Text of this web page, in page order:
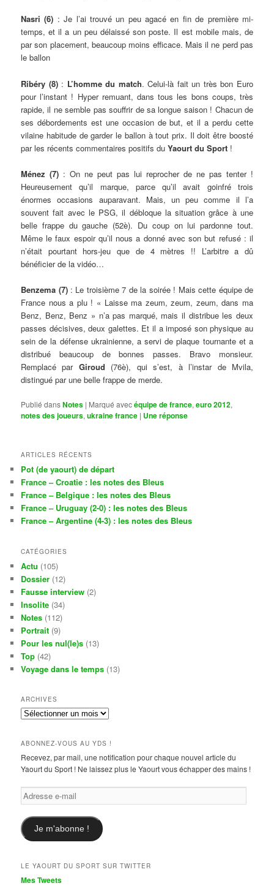
Nasri (6) : Je l’ai trouvé un peu agacé en fin de première mi-
temps, et il a un peu délaissé son poste. Il est mobile mais, de
par son placement, beaucoup moins efficace. Mais il ne perd pas
le ballon
Ribéry (8): L’homme du match. Celui-là fait un très bon Euro
pour l’instant ! Hyper remuant, dans tous les bons coups, très
rapide, il ne semble pas souffrir de sa longue saison ! Chacun de
ses débordements est une occasion de but, et il a perdu cette
vilaine habitude de garder le ballon à tout prix. Il doit être boosté
par les récents commentaires positifs duYaourt du Sport !
Ménez (7) : On ne peut pas lui reprocher de ne pas tenter !
Heureusement qu’il marque, parce qu’il avait goinfré trois
énormes occasions auparavant. Mais, un peu comme il l’a
souvent fait avec le PSG, il débloque la situation grâce à une
belle frappe du gauche (52è). Du coup on lui pardonne tout.
Même le faux espoir qu’il nous a donné avec son but refusé : il
n’était pourtant hors-jeu que de 4 mètres !! L’arbitre a dû
bénéficier de la vidéo…
Benzema (7): Le troisième 7 de la soirée ! Mais cette équipe de
France nous a plu ! « Laisse ma zeum, zeum, zeum, dans ma
Benz, Benz, Benz » n’a pas marqué, mais il distribue les deux
passes décisives, deux galettes. Et il a imposé son physique au
sein de la défense ukrainienne, a servi de plaque tournante et a
distribué beaucoup de bonnes passes. Bravo monsieur.
Remplacé par Giroud (76è), qui s’est, à l’instar de Mvila,
distingué par une belle frappe de merde.
Publié dansNotes | Marqué avecéquipe de france,euro 2012,
notes des joueurs,ukraine france | Uneréponse
ARTICLES RÉCENTS
Pot (de yaourt) de départ
France – Croatie : les notes des Bleus
France – Belgique : les notes des Bleus
France – Uruguay (2-0) : les notes des Bleus
France – Argentine (4-3) : les notes des Bleus
CATÉGORIES
Actu (105)
Dossier (12)
Fausse interview (2)
Insolite (34)
Notes (112)
Portrait (9)
Pour les nul(le)s (13)
Top (42)
Voyage dans le temps (13)
ARCHIVES
Archives
ABONNEZ-VOUS AU YDS !
Recevez, par mail, une notification pour chaque nouvel article du
Yaourt du Sport ! Ne laissez plus le Yaourt vous échapper des mains !
Adresse
e-
mail
Je m'abonne !
LE YAOURT DU SPORT SUR TWITTER
Mes Tweets